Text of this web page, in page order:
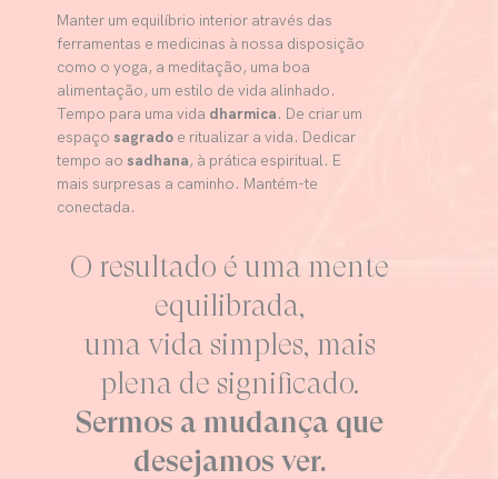
Manter um equilíbrio interior através das
ferramentas e medicinas à nossa disposição
como o yoga, a meditação, uma boa
alimentação, um estilo de vida alinhado.
Tempo para uma vida dharmica. De criar um
espaço sagrado e ritualizar a vida. Dedicar
tempo ao sadhana, à prática espiritual. E
mais surpresas a caminho. Mantém-te
conectada.
O resultado é uma mente
equilibrada,
uma vida simples, mais
plena de significado.
Sermos a mudança que
desejamos ver.